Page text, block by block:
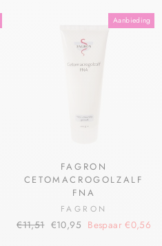
Aanbieding
FAGRON
CETOMACROGOLZALF
FNA
FAGRON
€11,51 €10,95 Bespaar €0,56